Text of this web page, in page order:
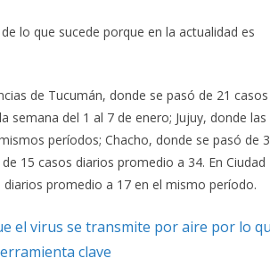
lo que sucede porque en la actualidad es
de Tucumán, donde se pasó de 21 casos
semana del 1 al 7 de enero; Jujuy, donde las
períodos; Chacho, donde se pasó de 3
15 casos diarios promedio a 34. En Ciudad
promedio a 17 en el mismo período.